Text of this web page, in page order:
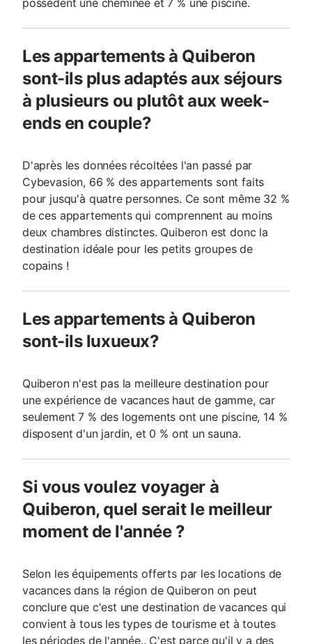
possèdent une cheminée et 7 % une piscine.
Les appartements à Quiberon
sont-ils plus adaptés aux séjours
à plusieurs ou plutôt aux week-
ends en couple?
D'après les données récoltées l'an passé par
Cybevasion, 66 % des appartements sont faits
pour jusqu'à quatre personnes. Ce sont même 32 %
de ces appartements qui comprennent au moins
deux chambres distinctes. Quiberon est donc la
destination idéale pour les petits groupes de
copains !
Les appartements à Quiberon
sont-ils luxueux?
Quiberon n'est pas la meilleure destination pour
une expérience de vacances haut de gamme, car
seulement 7 % des logements ont une piscine, 14 %
disposent d'un jardin, et 0 % ont un sauna.
Si vous voulez voyager à
Quiberon, quel serait le meilleur
moment de l'année ?
Selon les équipements offerts par les locations de
vacances dans la région de Quiberon on peut
conclure que c'est une destination de vacances qui
convient à tous les types de tourisme et à toutes
les périodes de l'année.. C'est parce qu'il y a des